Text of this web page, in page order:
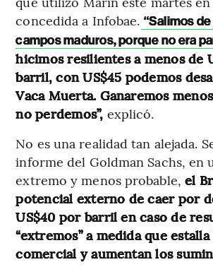
concedida a Infobae. “Salimos
campos maduros, porque no era
hicimos resilientes a menos de
barril, con US$45 podemos
Vaca Muerta. Ganaremos
no perdemos”, explicó.
No es una realidad tan alejada.
informe del Goldman Sachs, en
extremo y menos probable, el
potencial externo de caer por
US$40 por barril en caso de
“extremos” a medida que
comercial y aumentan los